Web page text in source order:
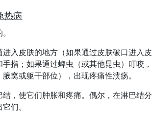
热病
入皮肤的地方（如果通过皮肤破口进入皮
指；如果通过蜱虫（或其他昆虫）叮咬，
窝或躯干部位），出现疼痛性溃疡。
，使它们肿胀和疼痛。偶尔，在淋巴结分
们。